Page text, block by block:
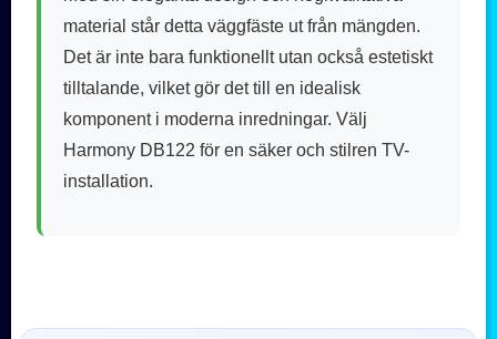
material står detta väggfäste ut från mängden.
Det är inte bara funktionellt utan också estetiskt
tilltalande, vilket gör det till en idealisk
komponent i moderna inredningar. Välj
Harmony DB122 för en säker och stilren TV-
installation.